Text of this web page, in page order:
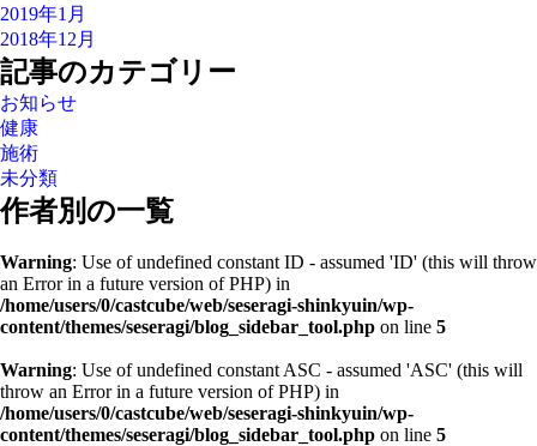
2019年1月
2018年12月
記事のカテゴリー
お知らせ
健康
施術
未分類
作者別の一覧
Warning: Use of undefined constant ID - assumed 'ID' (this will throw
an Error in a future version of PHP) in
/home/users/0/castcube/web/seseragi-shinkyuin/wp-
content/themes/seseragi/blog_sidebar_tool.php on line 5
Warning: Use of undefined constant ASC - assumed 'ASC' (this will
throw an Error in a future version of PHP) in
/home/users/0/castcube/web/seseragi-shinkyuin/wp-
content/themes/seseragi/blog_sidebar_tool.php on line 5